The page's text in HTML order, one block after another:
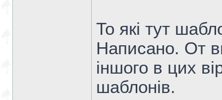
То які тут
Написано. От
іншого в цих
шаблонів.